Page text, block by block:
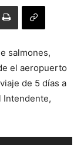
salmones,
el aeropuerto
de 5 días a
Intendente,